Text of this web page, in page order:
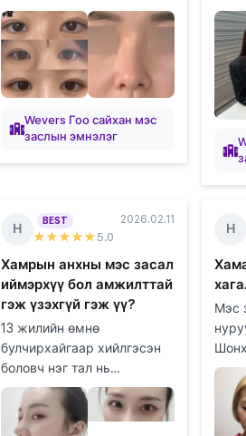
нүдний мэс засалд ороод
хоёр сар болж байгаа
тухайгаа хуваалцмаар
байна. Би багаас...
Wevers Гоо сайхан мэс
заслын эмнэлэг
урд
нь
Н
BEST
★★★★★ 5.0
2026.02.11
Хамрын анхны мэс засал
иймэрхүү бол амжилттай
гэж үзэхгүй гэж үү?
13 жилийн өмнө
булчирхайгаар хийлгэсэн
боловч нэг тал нь
задарчихсан болохоор маш
их стресстэй байсан. Яах
аргагүй дахин мэс засал
Н
Мэс